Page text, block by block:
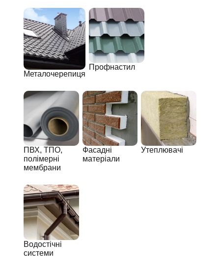
Металочерепиця
Профнастил
ПВХ, ТПО,
полімерні
мембрани
Фасадні
матеріали
Утеплювачі
Водостічні
системи